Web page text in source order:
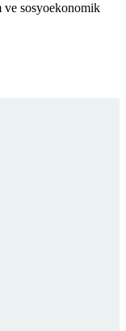
ve sosyoekonomik